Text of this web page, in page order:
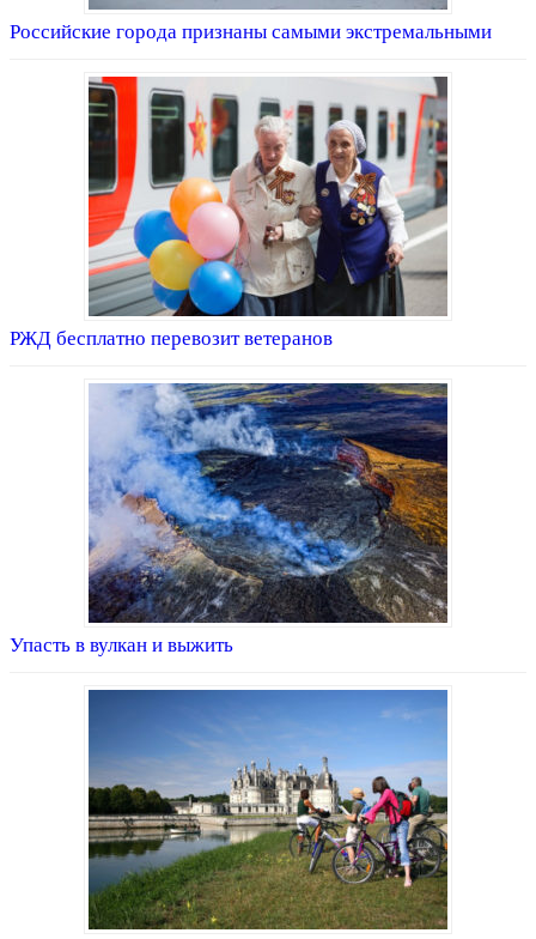
Российские города признаны самыми экстремальными
РЖД бесплатно перевозит ветеранов
Упасть в вулкан и выжить